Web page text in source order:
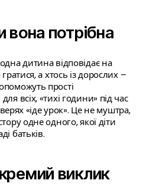
вона потрібна
дитина відповідає на
а хтось із дорослих –
прості
всіх, «тихі години» під час
«іде урок». Це не муштра,
одне одного, якої діти
батьків.
виклик